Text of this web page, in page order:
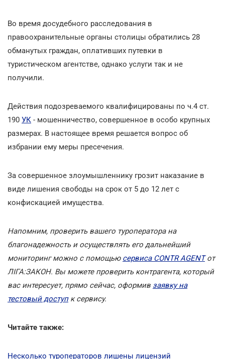
Во время досудебного расследования в
правоохранительные органы столицы обратились 28
обманутых граждан, оплативших путевки в
туристическом агентстве, однако услуги так и не
получили.
Действия подозреваемого квалифицированы по ч.4 ст.
190 УК - мошенничество, совершенное в особо крупных
размерах. В настоящее время решается вопрос об
избрании ему меры пресечения.
За совершенное злоумышленнику грозит наказание в
виде лишения свободы на срок от 5 до 12 лет с
конфискацией имущества.
Напомним, проверить вашего туроператора на
благонадежность и осуществлять его дальнейший
мониторинг можно с помощью сервиса CONTR AGENTот
ЛІГА:ЗАКОН. Вы можете проверить контрагента, который
вас интересует, прямо сейчас, оформив заявку на
тестовый доступк сервису.
Читайте также:
Несколько туроператоров лишены лицензий